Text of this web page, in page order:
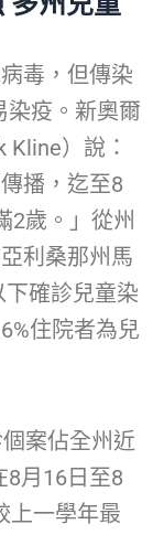
毒，但傳染
染疫。新奧爾
）說：
播，迄至8
2歲。」從州
利桑那州馬
確診兒童染
住院者為兒
案佔全州近
8月16日至8
上一學年最